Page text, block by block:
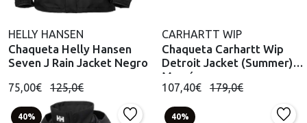
HELLY HANSEN
Chaqueta Helly Hansen
Seven J Rain Jacket Negro
75,00€ 125,0€
CARHARTT WIP
Chaqueta Carhartt Wip
Detroit Jacket (Summer)
Marrón
107,40€ 179,0€
40% 40%